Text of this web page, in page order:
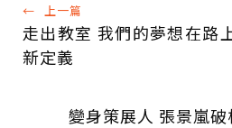
← 上一篇
走出教室 我們的夢想在路
新定義
變身策展人 張景嵐